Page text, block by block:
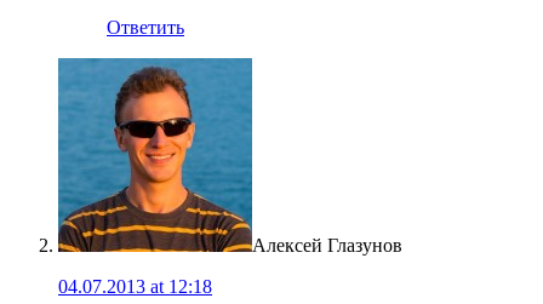
Ответить
Алексей Глазунов
04.07.2013 at 12:18